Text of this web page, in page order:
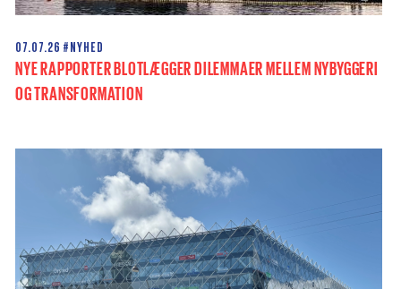
07.07.26 #NYHED
NYE RAPPORTER BLOTLÆGGER DILEMMAER MELLEM NYBYGGERI
OG TRANSFORMATION